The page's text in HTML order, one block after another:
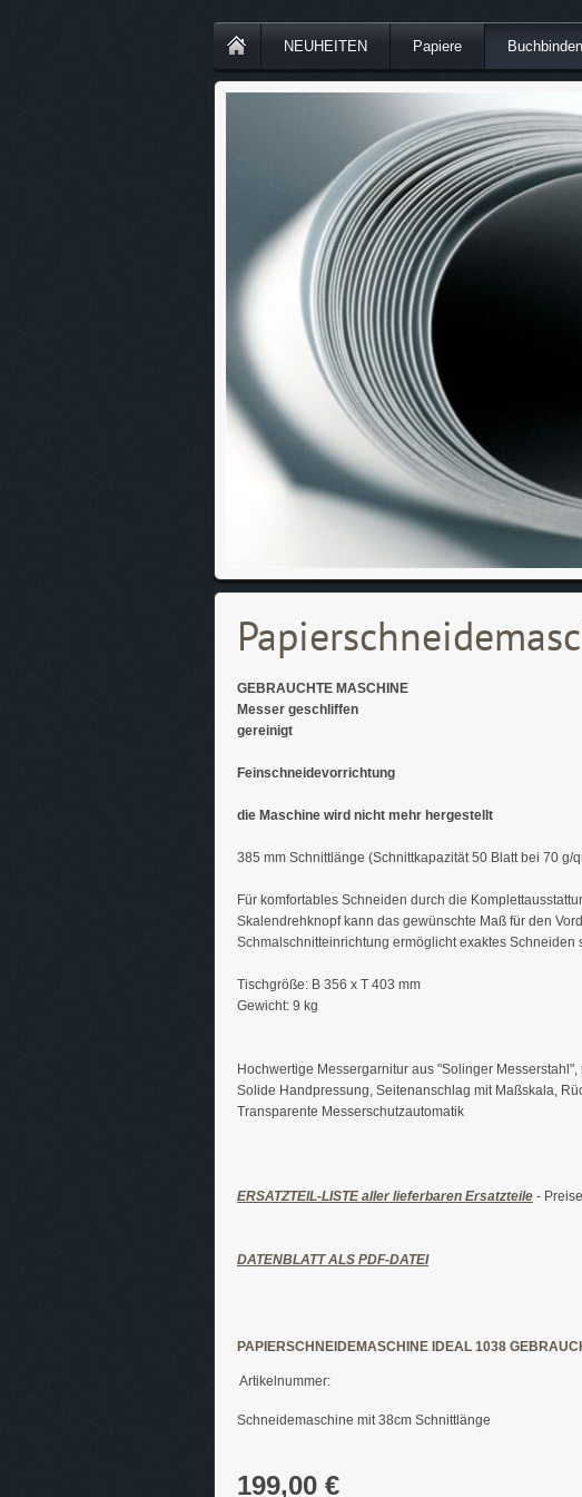
NEUHEITEN Papiere Buchbinden
GEBRAUCHTE MASCHINE
Messer geschliffen
gereinigt
Feinschneidevorrichtung
die Maschine wird nicht mehr hergestellt
385 mm Schnittlänge (Schnittkapazität 50 Blatt bei 70 g/
Für komfortables Schneiden durch die
Skalendrehknopf kann das gewünschte Maß für den
Schmalschnitteinrichtung ermöglicht exaktes
Tischgröße: B 356 x T 403 mm
Gewicht: 9 kg
Hochwertige Messergarnitur aus "Solinger
Solide Handpressung, Seitenanschlag mit Maßskala,
Transparente Messerschutzautomatik
ERSATZTEIL-LISTE aller lieferbaren Ersatzteile -
DATENBLATT ALS PDF-DATEI
PAPIERSCHNEIDEMASCHINE IDEAL 1038
Artikelnummer:
Schneidemaschine mit 38cm Schnittlänge
199,00 €